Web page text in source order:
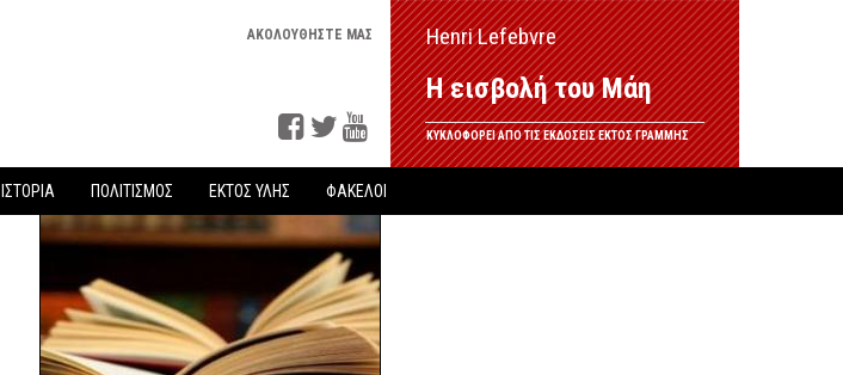
ΑΚΟΛΟΥΘΗΣΤΕ ΜΑΣ Henri Lefebvre
Η εισβολή του Μάη
ΚΥΚΛΟΦΟΡΕΙ ΑΠΟ ΤΙΣ ΕΚΔΟΣΕΙΣ ΕΚΤΟΣ ΓΡΑΜΜΗΣ
ΙΣΤΟΡΙΑ ΠΟΛΙΤΙΣΜΟΣ ΕΚΤΟΣ ΥΛΗΣ ΦΑΚΕΛΟΙ